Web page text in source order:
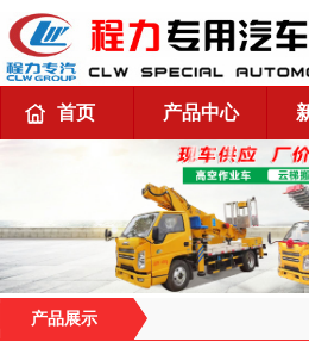
首页 产品中心
产品展示